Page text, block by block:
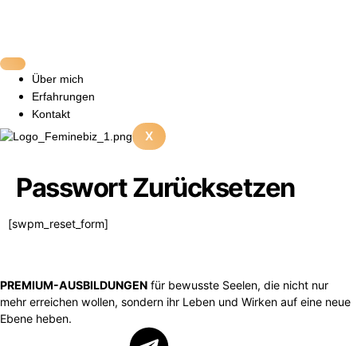
Über mich
Erfahrungen
Kontakt
X
Passwort Zurücksetzen
[swpm_reset_form]
PREMIUM-AUSBILDUNGEN für bewusste Seelen, die nicht nur
mehr erreichen wollen, sondern ihr Leben und Wirken auf eine neue
Ebene heben.